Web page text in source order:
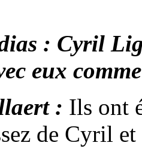
: Cyril
eux
: Ils ont
de Cyril